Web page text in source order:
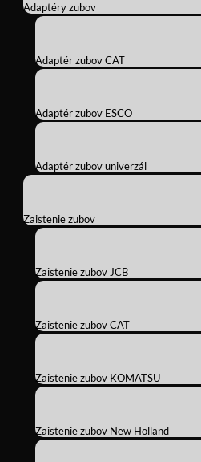
Adaptéry zubov
Adaptér zubov CAT
Adaptér zubov ESCO
Adaptér zubov univerzál
Zaistenie zubov
Zaistenie zubov JCB
Zaistenie zubov CAT
Zaistenie zubov KOMATSU
Zaistenie zubov New Holland